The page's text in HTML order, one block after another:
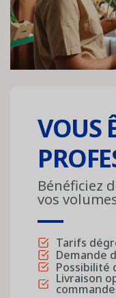
VOUS
Bénéficiez
vos
Tarifs
Demande
Possibilité
Livraison